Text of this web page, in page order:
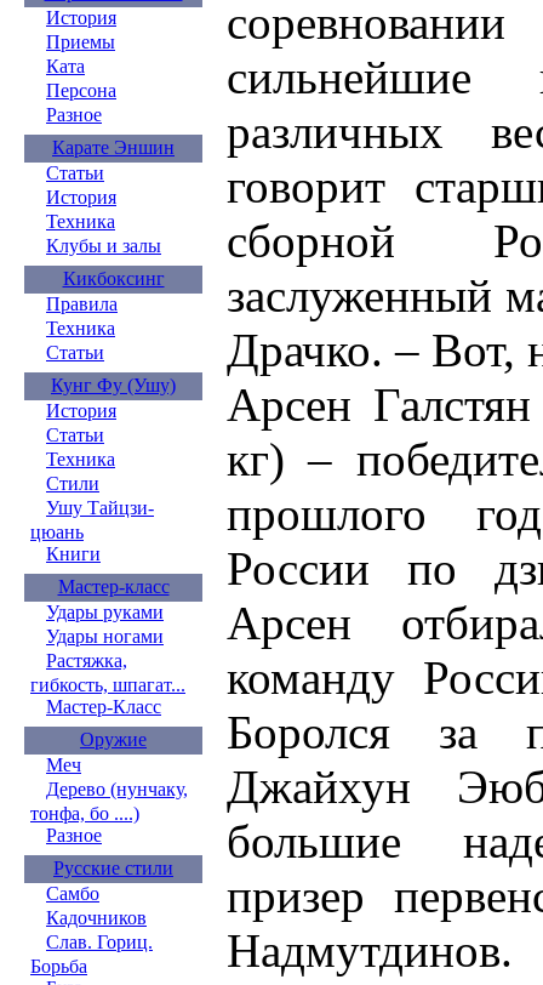
История
Приемы
Ката
Персона
Разное
Карате Эншин
Статьи
История
Техника
Клубы и залы
Кикбоксинг
Правила
Техника
Статьи
Кунг Фу (Ушу)
История
Статьи
Техника
Стили
Ушу Тайцзи-
цюань
Книги
Мастер-класс
Удары руками
Удары ногами
Растяжка,
гибкость, шпагат...
Мастер-Класс
Оружие
Меч
Дерево (нунчаку,
тонфа, бо ....)
Разное
Русские стили
Самбо
Кадочников
Слав. Гориц.
Борьба
различных
говорит
сборной
заслуженный
Драчко. – Вот,
Арсен
кг) –
прошлого
России по
Арсен
команду
Боролся за
Джайхун
большие
призер